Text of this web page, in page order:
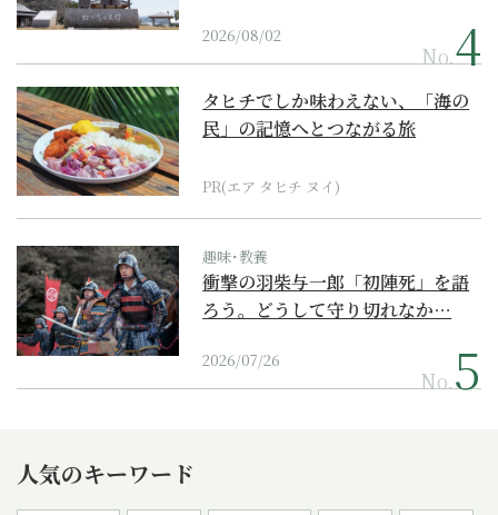
2026/08/02
No.
タヒチでしか味わえない、「海の
民」の記憶へとつながる旅
PR(エア タヒチ ヌイ)
趣味･教養
衝撃の羽柴与一郎「初陣死」を語
ろう。どうして守り切れなか…
2026/07/26
No.
人気のキーワード